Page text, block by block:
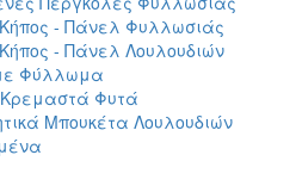
- Πάνελ Φυλλωσιάς
- Πάνελ Λουλουδιών
Φύλλωμα
Φυτά
Μπουκέτα Λουλουδιών